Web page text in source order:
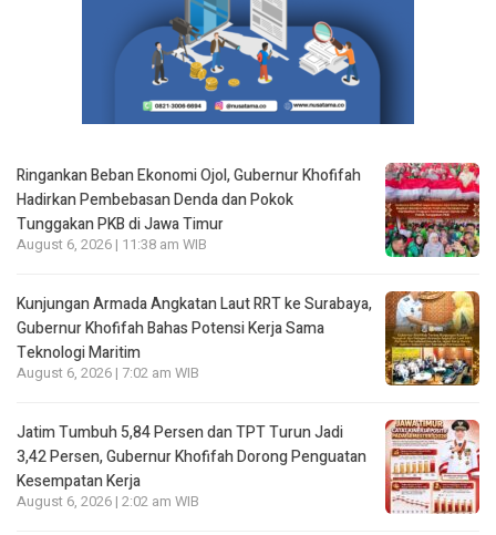
Ringankan Beban Ekonomi Ojol, Gubernur Khofifah
Hadirkan Pembebasan Denda dan Pokok
Tunggakan PKB di Jawa Timur
August 6, 2026 | 11:38 am WIB
Kunjungan Armada Angkatan Laut RRT ke Surabaya,
Gubernur Khofifah Bahas Potensi Kerja Sama
Teknologi Maritim
August 6, 2026 | 7:02 am WIB
Jatim Tumbuh 5,84 Persen dan TPT Turun Jadi
3,42 Persen, Gubernur Khofifah Dorong Penguatan
Kesempatan Kerja
August 6, 2026 | 2:02 am WIB